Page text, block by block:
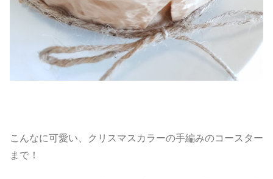
こんなに可愛い、クリスマスカラーの手編みのコースター
まで！